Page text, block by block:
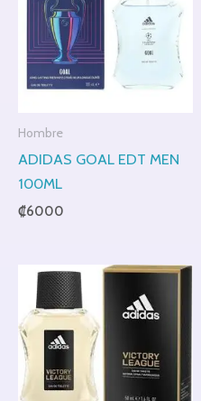
Hombre
ADIDAS GOAL EDT MEN
100ML
₡6000